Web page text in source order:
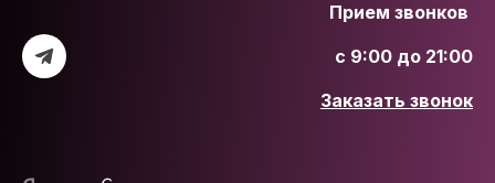
Прием звонков
с 9:00 до 21:00
Заказать звонок